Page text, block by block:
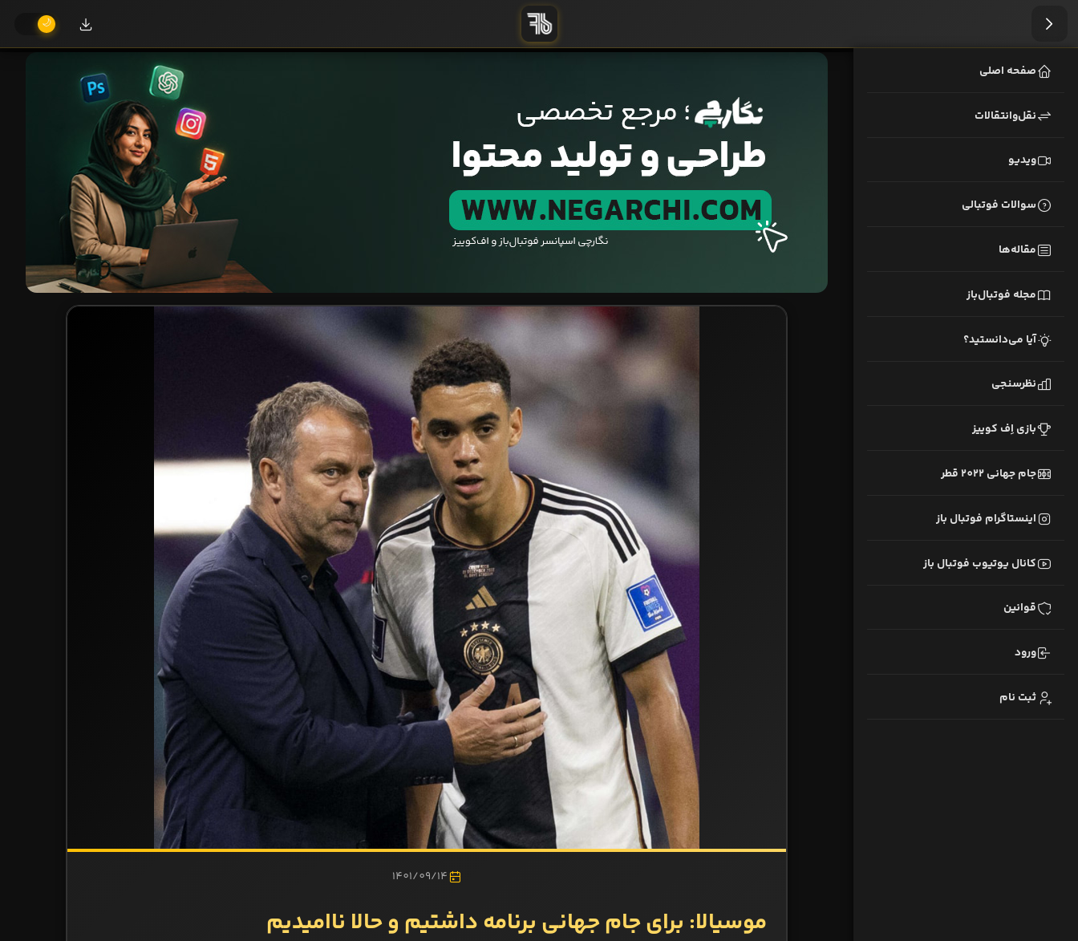
صفحه اصلی
نقل‌وانتقالات
ویدیو
سوالات فوتبالی
مقاله‌ها
مجله فوتبال‌باز
آیا می‌دانستید؟
نظرسنجی
بازی اِف کوییز
جام جهانی 2022 قطر
اینستاگرام فوتبال باز
کانال یوتیوب فوتبال باز
قوانین
ورود
ثبت نام
1401/09/14
موسیالا: برای جام جهانی برنامه داشتیم و حالا ناامیدیم